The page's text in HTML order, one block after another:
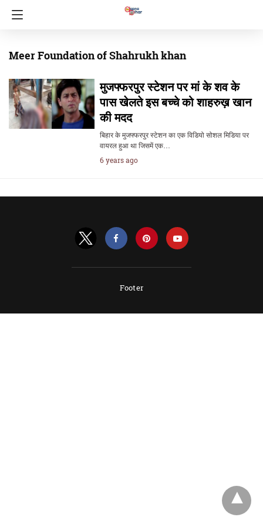
Meer Foundation of Shahrukh khan
मुजफ्फरपुर स्टेशन पर मां के शव के
पास खेलते इस बच्चे को शाहरुख़ खान
की मदद
बिहार के मुजफ्फरपुर स्टेशन का एक विडियो सोशल मिडिया पर
वायरल हुआ था जिसमें एक…
6 years ago
Footer